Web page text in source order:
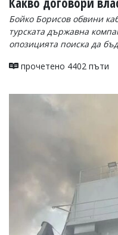
сигнализирайте
ни!
Бойко Борисов обвини
турската държавна
опозицията поиска да
прочетено 4402 пъти